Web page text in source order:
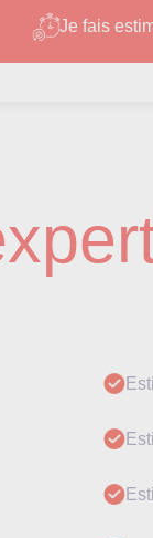
Je fais